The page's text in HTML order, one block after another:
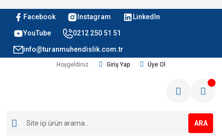
Facebook Instagram LinkedIn
YouTube 0212 250 51 51
info@turanmuhendislik.com.tr
Hoşgeldiniz Giriş Yap Üye Ol
ARA